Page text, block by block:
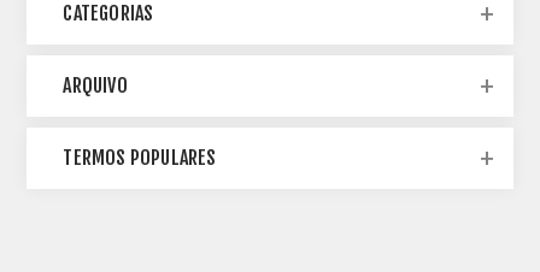
CATEGORIAS
ARQUIVO
TERMOS POPULARES